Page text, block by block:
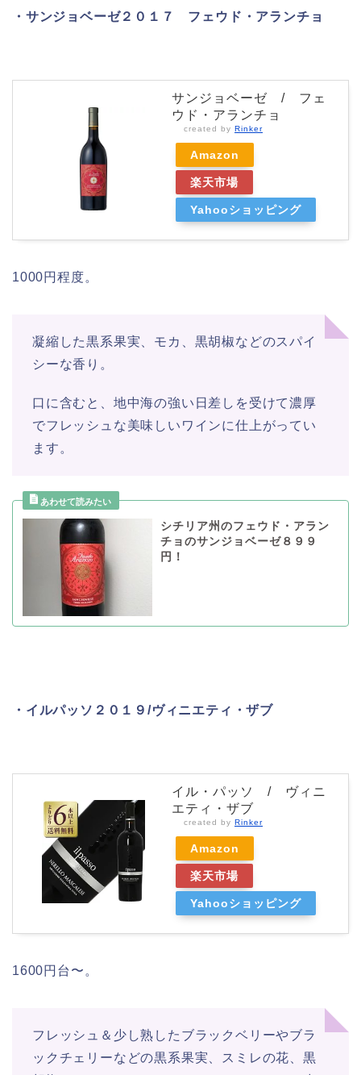
・サンジョベーゼ２０１７ フェウド・アランチョ
サンジョベーゼ / フェ
ウド・アランチョ
created by Rinker
Amazon
楽天市場
Yahooショッピング
1000円程度。
凝縮した黒系果実、モカ、黒胡椒などのスパイ
シーな香り。
口に含むと、地中海の強い日差しを受けて濃厚
でフレッシュな美味しいワインに仕上がってい
ます。
シチリア州のフェウド・アラン
チョのサンジョベーゼ８９９
円！
・イルパッソ２０１９/ヴィニエティ・ザブ
イル・パッソ / ヴィニ
エティ・ザブ
created by Rinker
Amazon
楽天市場
Yahooショッピング
1600円台〜。
フレッシュ＆少し熟したブラックベリーやブラ
ックチェリーなどの黒系果実、スミレの花、黒